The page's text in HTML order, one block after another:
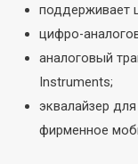
поддерживает
цифро-
аналоговый
Instruments;
эквалайзер
фирменное